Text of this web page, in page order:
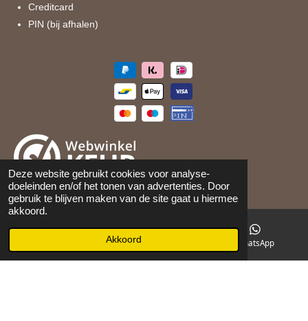
Deze website gebruikt cookies voor analyse-
doeleinden en/of het tonen van advertenties. Door
gebruik te blijven maken van de site gaat u hiermee
akkoord.
Akkoord
Creditcard
PIN (bij afhalen)
©2026 Maison 105
Facebook WhatsApp